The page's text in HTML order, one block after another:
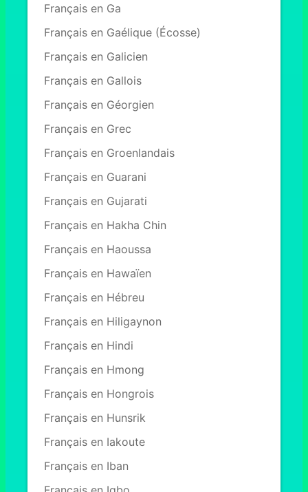
Français en Ga
Français en Gaélique (Écosse)
Français en Galicien
Français en Gallois
Français en Géorgien
Français en Grec
Français en Groenlandais
Français en Guarani
Français en Gujarati
Français en Hakha Chin
Français en Haoussa
Français en Hawaïen
Français en Hébreu
Français en Hiligaynon
Français en Hindi
Français en Hmong
Français en Hongrois
Français en Hunsrik
Français en Iakoute
Français en Iban